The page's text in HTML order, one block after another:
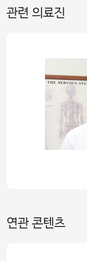
관련 의료진
연관 콘텐츠